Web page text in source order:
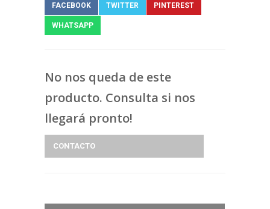
FACEBOOK TWITTER PINTEREST
WHATSAPP
No nos queda de este
producto. Consulta si nos
llegará pronto!
CONTACTO